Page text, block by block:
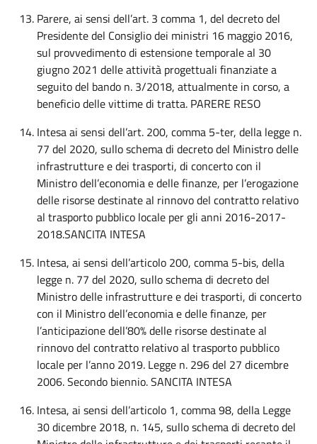
Parere, ai sensi dell’art. 3 comma 1, del decreto del
Presidente del Consiglio dei ministri 16 maggio 2016,
sul provvedimento di estensione temporale al 30
giugno 2021 delle attività progettuali finanziate a
seguito del bando n. 3/2018, attualmente in corso, a
beneficio delle vittime di tratta. PARERE RESO
Intesa ai sensi dell’art. 200, comma 5-ter, della legge n.
77 del 2020, sullo schema di decreto del Ministro delle
infrastrutture e dei trasporti, di concerto con il
Ministro dell’economia e delle finanze, per l’erogazione
delle risorse destinate al rinnovo del contratto relativo
al trasporto pubblico locale per gli anni 2016-2017-
2018.SANCITA INTESA
Intesa, ai sensi dell’articolo 200, comma 5-bis, della
legge n. 77 del 2020, sullo schema di decreto del
Ministro delle infrastrutture e dei trasporti, di concerto
con il Ministro dell’economia e delle finanze, per
l’anticipazione dell’80% delle risorse destinate al
rinnovo del contratto relativo al trasporto pubblico
locale per l’anno 2019. Legge n. 296 del 27 dicembre
2006. Secondo biennio. SANCITA INTESA
Intesa, ai sensi dell’articolo 1, comma 98, della Legge
30 dicembre 2018, n. 145, sullo schema di decreto del